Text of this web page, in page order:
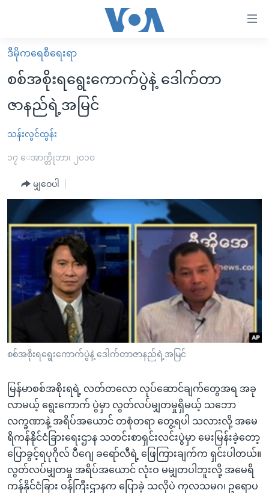
လွယ်ကူ
စေ
များ
ပင်မ
ကျော်
ကြည့်
ညွန်း
စာမျက်နှာ
ကြည့်
ရှာဖွေ
ရန်
နေရာ
သို့
ကျော်
ရန်
မူလစာမျက်နှာ
မြန်မာ
ကမ္ဘာ့သတင်းများ
နိုင်ငံတကာ
အစ္စရေး-ပါလက်စတိုင်း
ဗွီဒီယို
အင်္ဂလိပ်စာလေ့လာမယ်
အမေရိကန်သုံးအီဒီယံ
မကြေးမုံရဲ့ အင်္ဂလိပ်စာ
ရုပ်ရှင်ထဲက အင်္ဂလိပ်စာ
သုတပဒေသာ အင်္ဂလိပ်စာ
အပတ်စဉ်ကဏ္ဍများ
ရေဒီယို
ရေဒီယိုနှင့်ရုပ်သံ အချက်အလက်များ
ရေဒီယို/တီဗွီအစီအစဉ်
Learning English
ဗွီအိုအေ လူမှုကွန်ယက်များ
ဘာသာစကားများ
ဒီမိုကရေစီရေးရာ
စစ်အစိုးရရွေးကောက်ပွဲနဲ့ ဒေါက်တာ
ဇာနည်ရဲ့အမြင်
သန်းလွင်ထွန်း
၁၇ ေအာက္တိုဘာ၊ ၂၀၁၀
မျှဝေပါ
စစ်အစိုးရရွေးကောက်ပွဲနဲ့ ဒေါက်တာဇာနည်ရဲ့အမြင်
မြန်မာစစ်အစိုးရရဲ့ လတ်တလော လုပ်ဆောင်ချက်တွေအရ အခု
လာမယ့် ရွေးကောက် ပွဲမှာ လွတ်လပ်မျှတမှုရှိမယ့် သဘော
လက္ခဏာနဲ့ အရိပ်အယောင် တစုံတရာ တွေ့ရပါ သလားလို့ အမေ
ရိကန်နိုင်ငံခြားရေးဌာန သတင်းစာရှင်းလင်းပွဲမှာ မေးမြန်းခဲ့တော့
ပြောခွင့်ရပုဂိုလ် ပီဂျေ ခရော်လီရဲ့ ဖြေကြားချက်က ရှင်းပါတယ်။
လွတ်လပ်မျှတမှု အရိပ်အယောင် လုံးဝ မမျှတပါဘူးလို့ အမေရိ
ကန်နိုင်ငံခြား ဝန်ကြီးဌာနက ပြောခဲ့ သလိုပဲ ကုလသမဂ၊ ဥရောပ